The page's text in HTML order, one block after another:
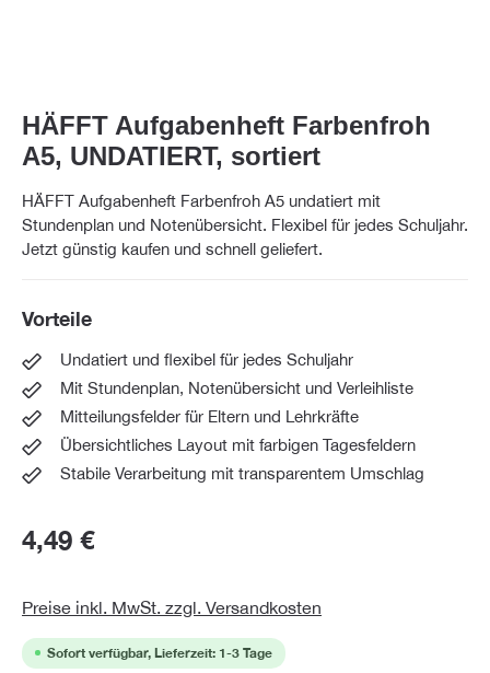
HÄFFT Aufgabenheft Farbenfroh
A5, UNDATIERT, sortiert
HÄFFT Aufgabenheft Farbenfroh A5 undatiert mit
Stundenplan und Notenübersicht. Flexibel für jedes Schuljahr.
Jetzt günstig kaufen und schnell geliefert.
Vorteile
Undatiert und flexibel für jedes Schuljahr
Mit Stundenplan, Notenübersicht und Verleihliste
Mitteilungsfelder für Eltern und Lehrkräfte
Übersichtliches Layout mit farbigen Tagesfeldern
Stabile Verarbeitung mit transparentem Umschlag
4,49 €
Preise inkl. MwSt. zzgl. Versandkosten
Sofort verfügbar, Lieferzeit: 1-3 Tage